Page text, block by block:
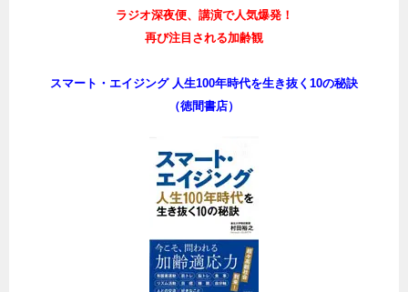
ラジオ深夜便、講演で人気爆発！
再び注目される加齢観
スマート・エイジング 人生100年時代を生き抜く10の秘訣
（徳間書店）